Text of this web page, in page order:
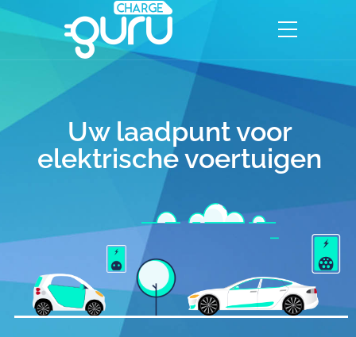
Uw laadpunt voor
elektrische voertuigen